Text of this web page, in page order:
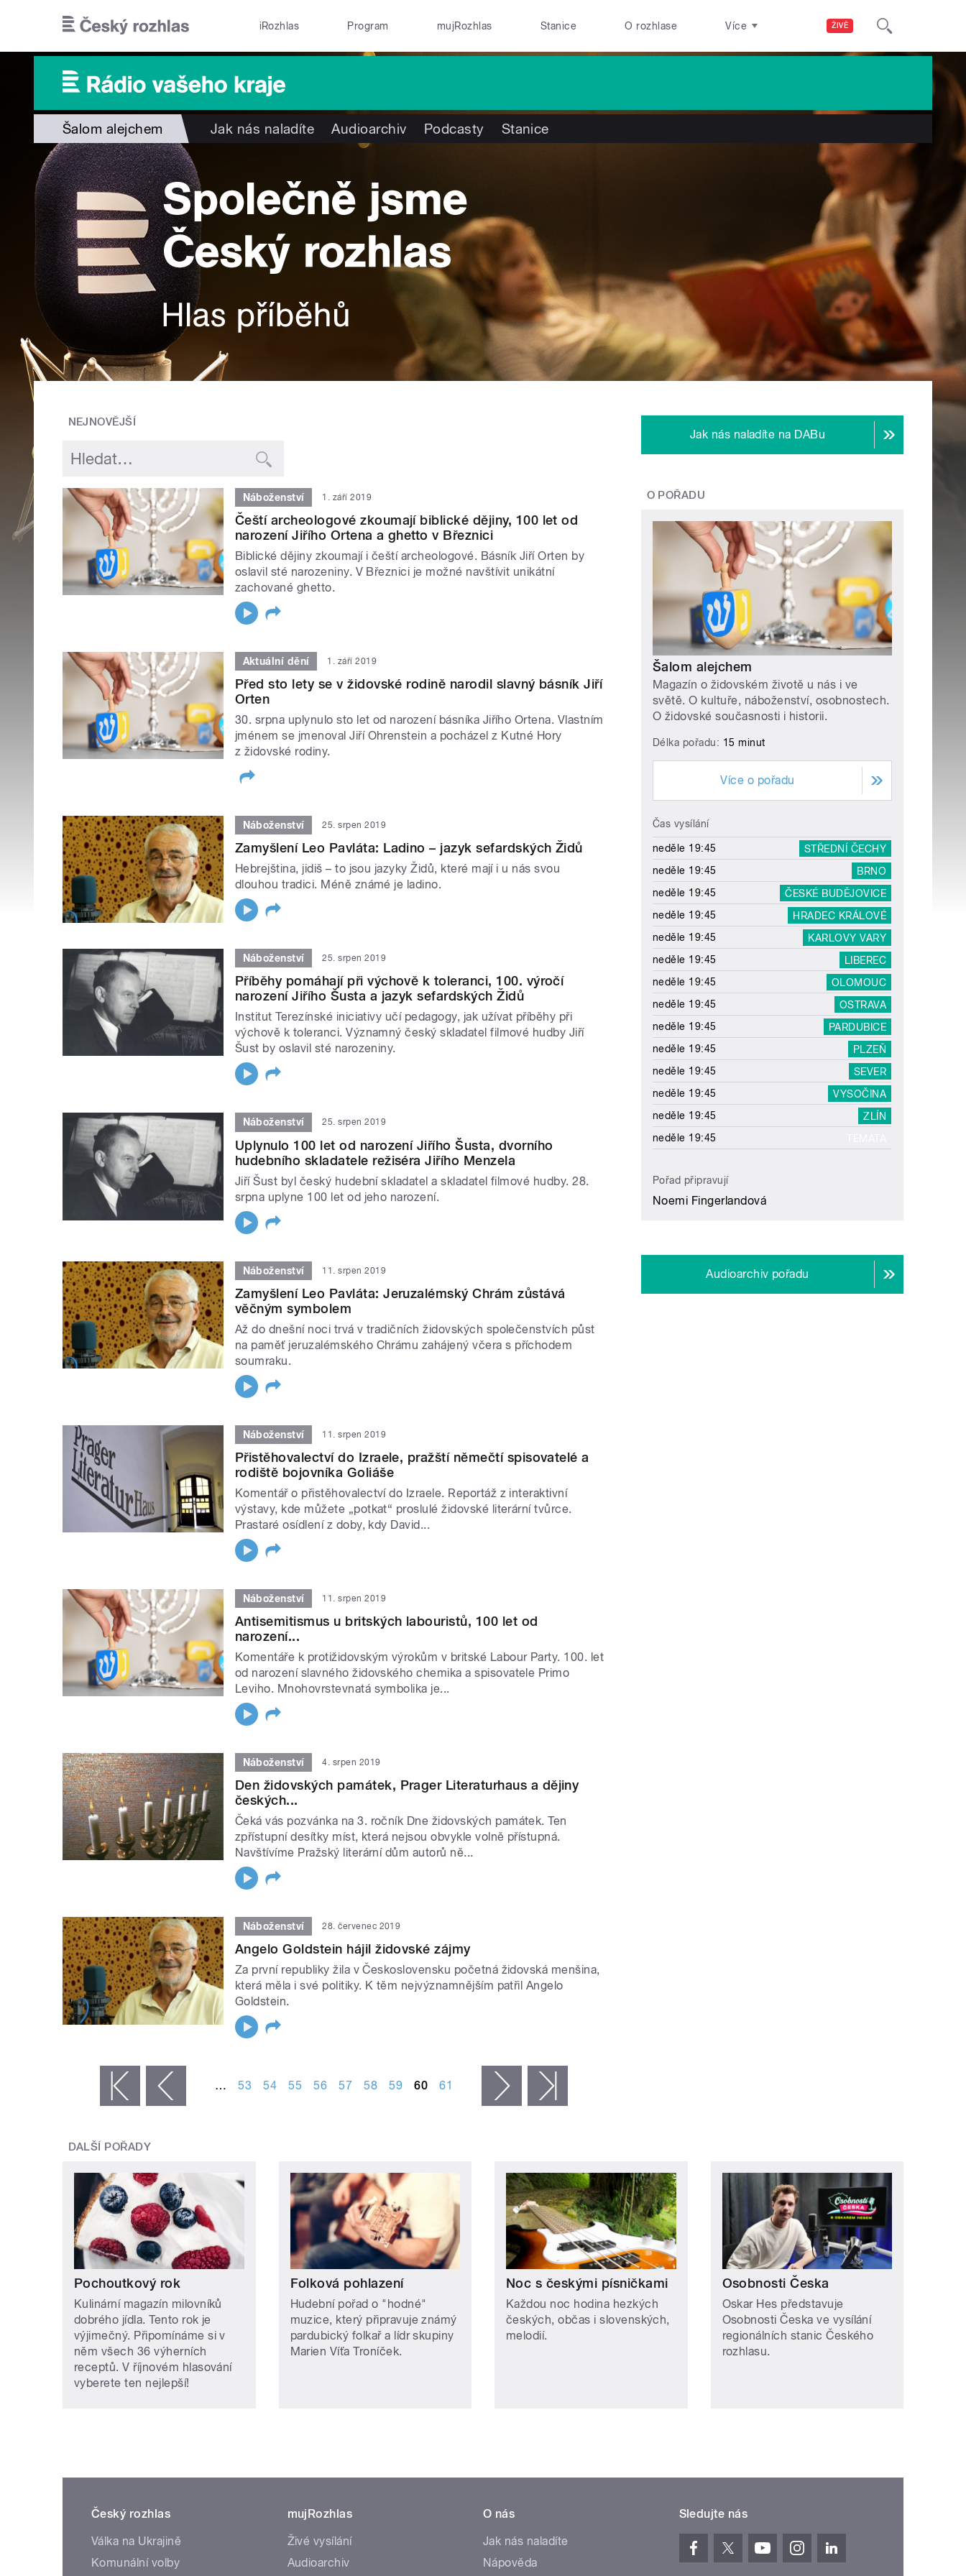
ŽIVĚ
iRozhlas Program mujRozhlas Stanice O rozhlase Více
Šalom alejchem Jak nás naladíte Audioarchiv Podcasty Stanice
NEJNOVĚJŠÍ
Náboženství 1. září 2019
Čeští archeologové zkoumají biblické dějiny, 100 let od
narození Jiřího Ortena a ghetto v Březnici
Biblické dějiny zkoumají i čeští archeologové. Básník Jiří Orten by
oslavil sté narozeniny. V Březnici je možné navštívit unikátní
zachované ghetto.
Aktuální dění 1. září 2019
Před sto lety se v židovské rodině narodil slavný básník Jiří
Orten
30. srpna uplynulo sto let od narození básníka Jiřího Ortena. Vlastním
jménem se jmenoval Jiří Ohrenstein a pocházel z Kutné Hory
z židovské rodiny.
Náboženství 25. srpen 2019
Zamyšlení Leo Pavláta: Ladino – jazyk sefardských Židů
Hebrejština, jidiš – to jsou jazyky Židů, které mají i u nás svou
dlouhou tradici. Méně známé je ladino.
Náboženství 25. srpen 2019
Příběhy pomáhají při výchově k toleranci, 100. výročí
narození Jiřího Šusta a jazyk sefardských Židů
Institut Terezínské iniciativy učí pedagogy, jak užívat příběhy při
výchově k toleranci. Významný český skladatel filmové hudby Jiří
Šust by oslavil sté narozeniny.
Náboženství 25. srpen 2019
Uplynulo 100 let od narození Jiřího Šusta, dvorního
hudebního skladatele režiséra Jiřího Menzela
Jiří Šust byl český hudební skladatel a skladatel filmové hudby. 28.
srpna uplyne 100 let od jeho narození.
Náboženství 11. srpen 2019
Zamyšlení Leo Pavláta: Jeruzalémský Chrám zůstává
věčným symbolem
Až do dnešní noci trvá v tradičních židovských společenstvích půst
na paměť jeruzalémského Chrámu zahájený včera s příchodem
soumraku.
Náboženství 11. srpen 2019
Přistěhovalectví do Izraele, pražští němečtí spisovatelé a
rodiště bojovníka Goliáše
Komentář o přistěhovalectví do Izraele. Reportáž z interaktivní
výstavy, kde můžete „potkat“ proslulé židovské literární tvůrce.
Prastaré osídlení z doby, kdy David...
Náboženství 11. srpen 2019
Antisemitismus u britských labouristů, 100 let od
narození...
Komentáře k protižidovským výrokům v britské Labour Party. 100. let
od narození slavného židovského chemika a spisovatele Primo
Leviho. Mnohovrstevnatá symbolika je...
Náboženství 4. srpen 2019
Den židovských památek, Prager Literaturhaus a dějiny
českých...
Čeká vás pozvánka na 3. ročník Dne židovských památek. Ten
zpřístupní desítky míst, která nejsou obvykle volně přístupná.
Navštívíme Pražský literární dům autorů ně...
Náboženství 28. červenec 2019
Angelo Goldstein hájil židovské zájmy
Za první republiky žila v Československu početná židovská menšina,
která měla i své politiky. K těm nejvýznamnějším patřil Angelo
Goldstein.
‹ předchozí … 53 54 55 56 57 58 59 60 61 následující ›
Jak nás naladíte na DABu
O POŘADU
Šalom alejchem
Magazín o židovském životě u nás i ve
světě. O kultuře, náboženství, osobnostech.
O židovské současnosti i historii.
Délka pořadu: 15 minut
Více o pořadu
Čas vysílání
neděle 19:45
STŘEDNÍ ČECHY
neděle 19:45
BRNO
neděle 19:45
ČESKÉ BUDĚJOVICE
neděle 19:45
HRADEC KRÁLOVÉ
neděle 19:45
KARLOVY VARY
neděle 19:45
LIBEREC
neděle 19:45
OLOMOUC
neděle 19:45
OSTRAVA
neděle 19:45
PARDUBICE
neděle 19:45
PLZEŇ
neděle 19:45
SEVER
neděle 19:45
VYSOČINA
neděle 19:45
ZLÍN
neděle 19:45
Pořad připravují
Noemi Fingerlandová
Audioarchiv pořadu
DALŠÍ POŘADY
Pochoutkový rok
Kulinární magazín milovníků
dobrého jídla. Tento rok je
výjimečný. Připomínáme si v
něm všech 36 výherních
receptů. V říjnovém hlasování
vyberete ten nejlepší!
Folková pohlazení
Hudební pořad o "hodné"
muzice, který připravuje známý
pardubický folkař a lídr skupiny
Marien Víťa Troníček.
Noc s českými písničkami
Každou noc hodina hezkých
českých, občas i slovenských,
melodií.
Osobnosti Česka
Oskar Hes představuje
Osobnosti Česka ve vysílání
regionálních stanic Českého
rozhlasu.
Český rozhlas
Válka na Ukrajině
Komunální volby
mujRozhlas
Živé vysílání
Audioarchiv
O nás
Jak nás naladíte
Nápověda
Sledujte nás